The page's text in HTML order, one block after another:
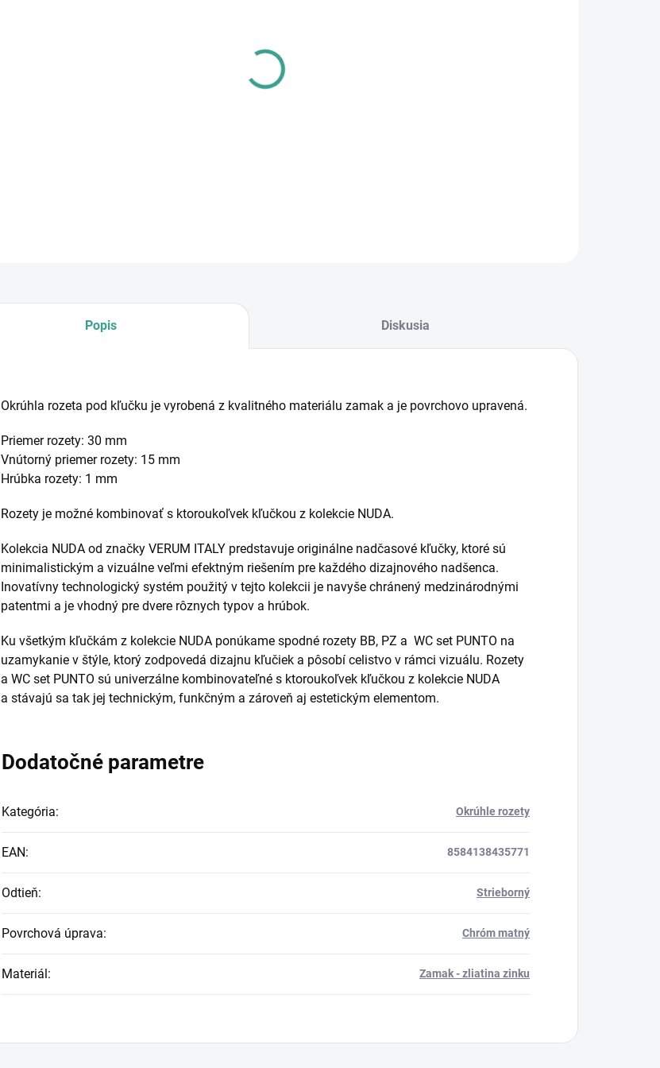
Popis Diskusia
Okrúhla rozeta pod kľučku je vyrobená z kvalitného materiálu zamak a je povrchovo upravená.
Priemer rozety: 30 mm
Vnútorný priemer rozety: 15 mm
Hrúbka rozety: 1 mm
Rozety je možné kombinovať s ktoroukoľvek kľučkou z kolekcie NUDA.
Kolekcia NUDA od značky VERUM ITALY predstavuje originálne nadčasové kľučky, ktoré sú
minimalistickým a vizuálne veľmi efektným riešením pre každého dizajnového nadšenca.
Inovatívny technologický systém použitý v tejto kolekcii je navyše chránený medzinárodnými
patentmi a je vhodný pre dvere rôznych typov a hrúbok.
Ku všetkým kľučkám z kolekcie NUDA ponúkame spodné rozety BB, PZ a WC set PUNTO na
uzamykanie v štýle, ktorý zodpovedá dizajnu kľučiek a pôsobí celistvo v rámci vizuálu. Rozety
a WC set PUNTO sú univerzálne kombinovateľné s ktoroukoľvek kľučkou z kolekcie NUDA
a stávajú sa tak jej technickým, funkčným a zároveň aj estetickým elementom.
Dodatočné parametre
Kategória: Okrúhle rozety
EAN: 8584138435771
Odtieň: Strieborný
Povrchová úprava: Chróm matný
Materiál: Zamak - zliatina zinku